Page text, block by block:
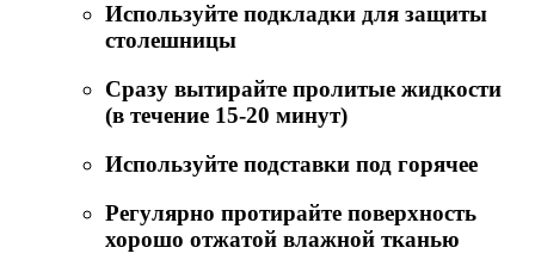
Используйте подкладки для защиты
столешницы
Сразу вытирайте пролитые жидкости
(в течение 15-20 минут)
Используйте подставки под горячее
Регулярно протирайте поверхность
хорошо отжатой влажной тканью